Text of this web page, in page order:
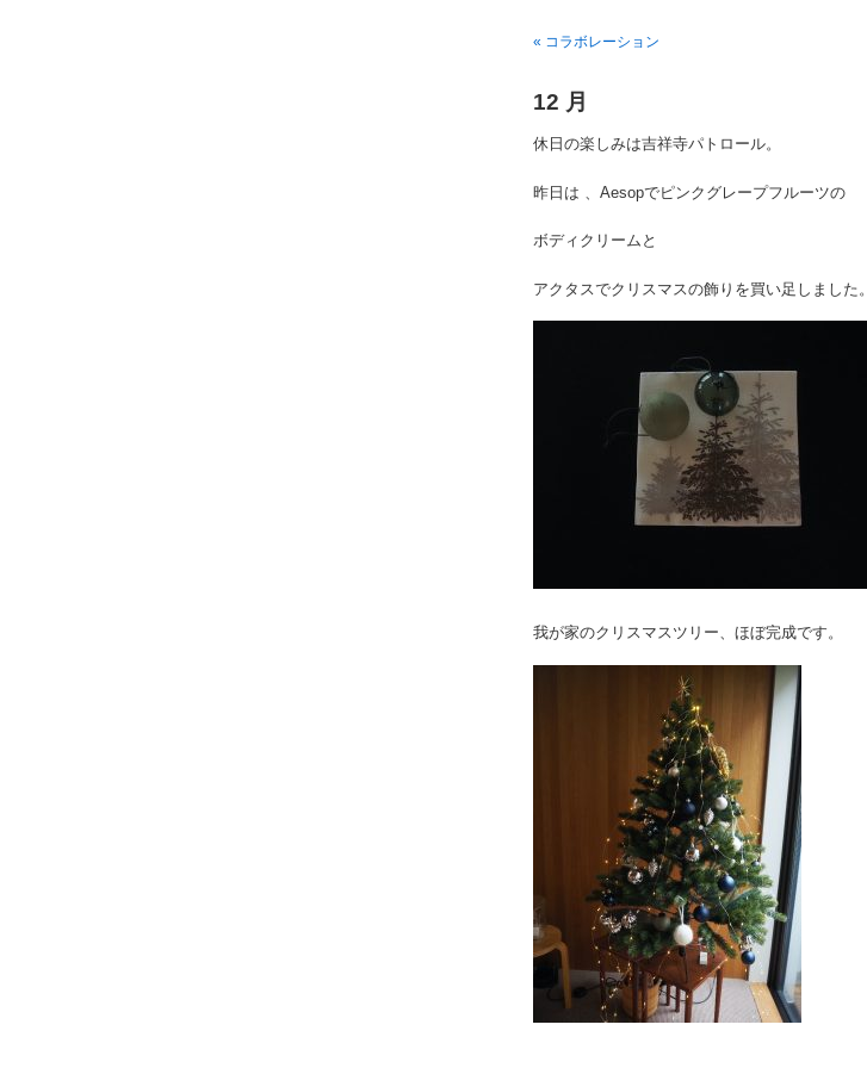
« コラボレーション
12 月
休日の楽しみは吉祥寺パトロール。
昨日は 、Aesopでピンクグレープフルーツの
ボディクリームと
アクタスでクリスマスの飾りを買い足しました。
我が家のクリスマスツリー、ほぼ完成です。